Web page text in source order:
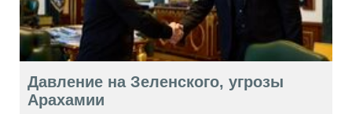
Давление на Зеленского, угрозы
Арахамии